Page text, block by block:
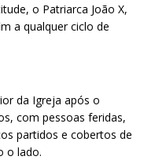
o Patriarca João X,
a qualquer ciclo de
da Igreja após o
com pessoas feridas,
partidos e cobertos de
o lado.